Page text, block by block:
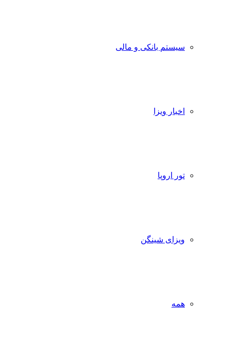
سیستم بانکی و مالی
اخبار ویزا
تور اروپا
ویزای شینگن
همه